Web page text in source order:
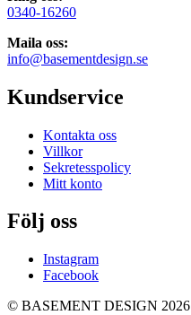
0340-16260
Maila oss:
info@basementdesign.se
Kundservice
Kontakta oss
Villkor
Sekretesspolicy
Mitt konto
Följ oss
Instagram
Facebook
© BASEMENT DESIGN 2026